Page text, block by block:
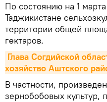
По состоянию на 1
Таджикистане
территории общей
гектаров.
Глава Согдийской
хозяйство Аштского
В частности,
зернобобовых культур,